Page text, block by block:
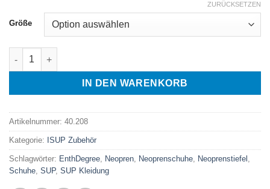
Größe
ZURÜCKSETZEN
EnthDegree QD 5 mm Neoprenstiefel Menge
IN DEN WARENKORB
Artikelnummer: 40.208
Kategorie: ISUP Zubehör
Schlagwörter: EnthDegree, Neopren, Neoprenschuhe, Neoprenstiefel ,
Schuhe, SUP, SUP Kleidung